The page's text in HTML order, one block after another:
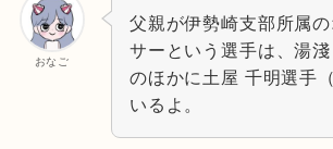
おなご
父親が伊勢崎支部所属
サーという選手は、湯
のほかに土屋 千明選手
いるよ。